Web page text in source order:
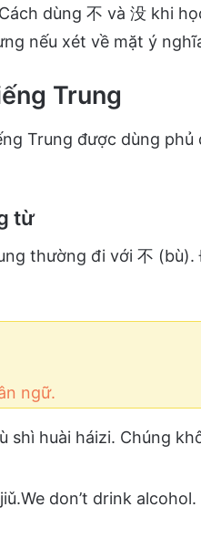
dùng 不 và 没 khi
nếu xét về mặt ý
Trung
Trung được dùng phủ
từ
thường đi với 不
ngữ.
shì huài háizi. Chúng
don’t drink